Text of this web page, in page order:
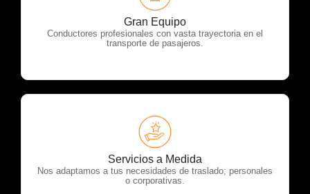
Gran Equipo
Conductores profesionales con vasta trayectoria en el
transporte de pasajeros.
OTP Servicios
Servicios a Medida
Nos adaptamos a tus necesidades de traslado; personales
o corporativas.
OTP Servicios